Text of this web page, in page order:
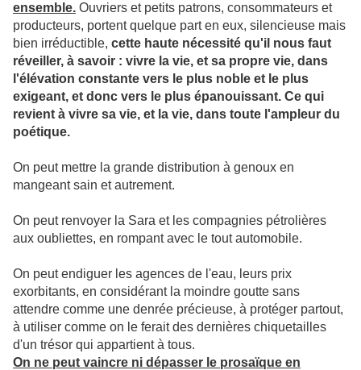
ensemble. Ouvriers et petits patrons, consommateurs et
producteurs, portent quelque part en eux, silencieuse mais
bien irréductible, cette haute nécessité qu'il nous faut
réveiller, à savoir : vivre la vie, et sa propre vie, dans
l'élévation constante vers le plus noble et le plus
exigeant, et donc vers le plus épanouissant. Ce qui
revient à vivre sa vie, et la vie, dans toute l'ampleur du
poétique.
On peut mettre la grande distribution à genoux en
mangeant sain et autrement.
On peut renvoyer la Sara et les compagnies pétrolières
aux oubliettes, en rompant avec le tout automobile.
On peut endiguer les agences de l'eau, leurs prix
exorbitants, en considérant la moindre goutte sans
attendre comme une denrée précieuse, à protéger partout,
à utiliser comme on le ferait des dernières chiquetailles
d'un trésor qui appartient à tous.
On ne peut vaincre ni dépasser le prosaïque en